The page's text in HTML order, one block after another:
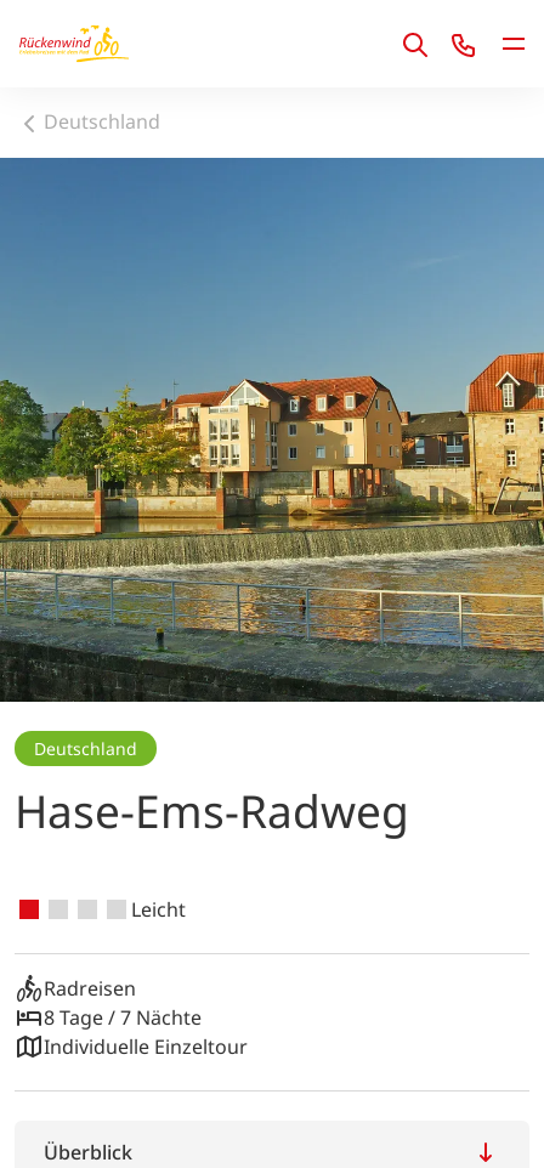
1
Deutschland
Deutschland
Hase-Ems-Radweg
Leicht
Radreisen
8 Tage / 7 Nächte
Individuelle Einzeltour
Überblick